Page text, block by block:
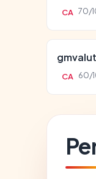
CA 70/
CA 60/